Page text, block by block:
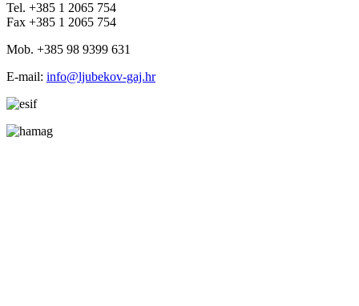
Tel. +385 1 2065 754
Fax +385 1 2065 754
Mob. +385 98 9399 631
E-mail: info@ljubekov-gaj.hr